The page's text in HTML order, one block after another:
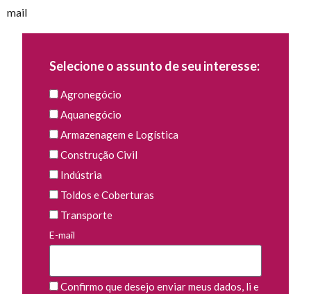
mail
Selecione o assunto de seu interesse:
Agronegócio
Aquanegócio
Armazenagem e Logística
Construção Civil
Indústria
Toldos e Coberturas
Transporte
E-mail
Confirmo que desejo enviar meus dados, li e